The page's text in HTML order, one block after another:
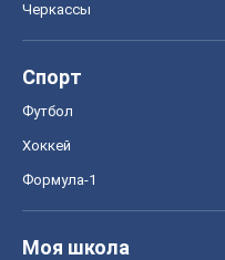
Черкассы
Спорт
Футбол
Хоккей
Формула-1
Моя школа